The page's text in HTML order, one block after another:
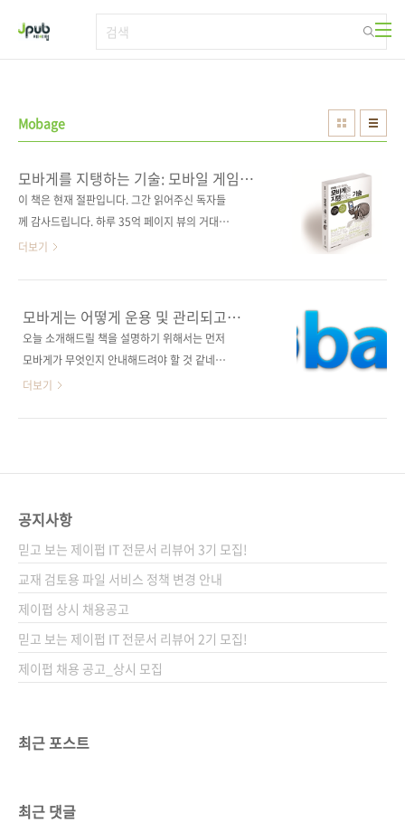
Mobage
모바게를 지탱하는 기술: 모바일 게임
플랫폼
이 책은 현재 절판입니다. 그간 읽어주신 독자들
께 감사드립니다. 하루 35억 페이지 뷰의 거대
시스템은 어떻게 개발 및 운용되고 있는가?
출판사 제이펍 원출판사 技術評論社 원서명
Mobageを支える技術(원서 ISBN
9784774151113) 저자명 DeNA(디엔에이) 역
364쪽 판형 크라운판 변형(170*225) 반양장
(Soft Cover) 정가 26,000원 ISBN 978-89-
더보기
모바게는 어떻게 운용 및 관리되고
있을까요?
오늘 소개해드릴 책을 설명하기 위해서는 먼저
모바게가 무엇인지 안내해드려야 할 것 같네요.
간단하게 정의하자면, 모바게(Mobage)는 일본
디엔에이와 제휴하여 현재 진행하고 있고요. 얼
휴를 맺고 넥슨에서 만든 게임을 일본과 글로벌
을 대상으로 서비스할 수 있게 되었다는 뉴스도
있었죠. 모바게(글로벌):
http://www.mobage.com/ 다음 모바게(국
내):
http://sgame.daum.net/main/Smartph..
더보기
공지사항
믿고 보는 제이펍 IT 전문서 리뷰어 3기 모집!
교재 검토용 파일 서비스 정책 변경 안내
제이펍 상시 채용공고
믿고 보는 제이펍 IT 전문서 리뷰어 2기 모집!
제이펍 채용 공고_상시 모집
최근 포스트
최근 댓글